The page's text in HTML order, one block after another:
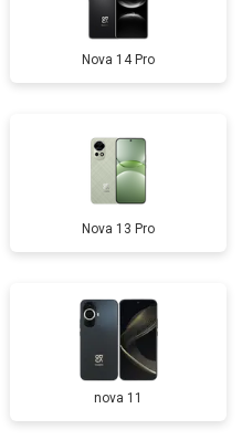
Nova 14 Pro
Nova 13 Pro
nova 11